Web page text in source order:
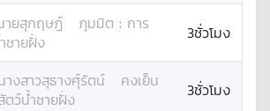
ายสุกฤษฎ์ ภุมมิต : การ
ชายฝั่ง
3ชั่วโมง
างสาวสุธางศุ์รัตน์
คงเย็น
ตว์น้ำชายฝั่ง 3ชั่วโมง